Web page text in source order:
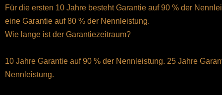
Für die ersten 10 Jahre besteht Garantie auf 90 % der
eine Garantie auf 80 % der Nennleistung.
Wie lange ist der Garantiezeitraum?
10 Jahre Garantie auf 90 % der Nennleistung. 25 Jahre
Nennleistung.